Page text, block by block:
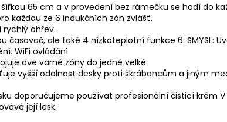
šířkou 65 cm a v provedení bez rámečku se hodí do
každou ze 6 indukčních zón zvlášť.
rychlý ohřev.
časovač, ale také 4 nízkoteplotní funkce 6. SMYSL:
WiFi ovládání
dvě varné zóny do jedné velké.
vyšší odolnost desky proti škrábancům a jiným
doporučujeme používat profesionální čisticí krém
její lesk.